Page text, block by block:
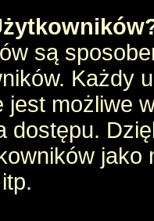
są
Każdy
jest możliwe
dostępu.